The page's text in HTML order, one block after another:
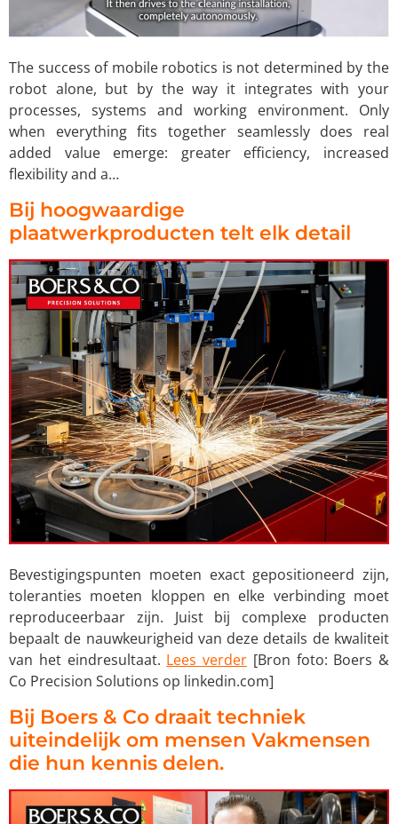
The success of mobile robotics is not determined by the
robot alone, but by the way it integrates with your
processes, systems and working environment. Only
when everything fits together seamlessly does real
added value emerge: greater efficiency, increased
flexibility and a…
Bij hoogwaardige
plaatwerkproducten telt elk detail
Bevestigingspunten moeten exact gepositioneerd zijn,
toleranties moeten kloppen en elke verbinding moet
reproduceerbaar zijn. Juist bij complexe producten
bepaalt de nauwkeurigheid van deze details de kwaliteit
van het eindresultaat. Lees verder [Bron foto: Boers &
Co Precision Solutions op linkedin.com]
Bij Boers & Co draait techniek
uiteindelijk om mensen Vakmensen
die hun kennis delen.